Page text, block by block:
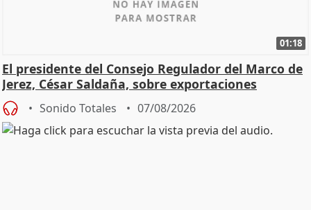
01:18
El presidente del Consejo Regulador del Marco de
Jerez, César Saldaña, sobre exportaciones
Sonido Totales 07/08/2026